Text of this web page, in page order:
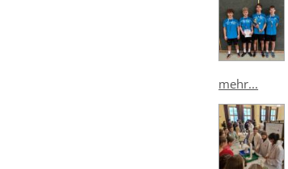
mehr...